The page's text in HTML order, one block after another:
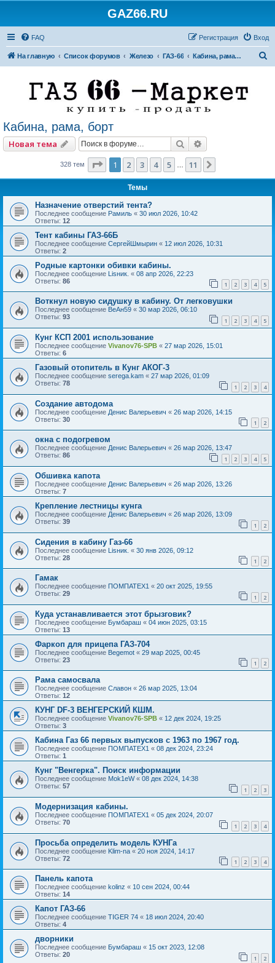
GAZ66.RU
FAQ Вход
Регистрация
На главную Список форумов Железо ГАЗ-66 Кабина, рама, борт
Кабина, рама, борт
Новая тема Поиск
328 тем Страница из 11
1 2 3 4 5 11
Темы
Назначение отверстий тента?
Последнее сообщение Рамиль « 30 июл 2026, 10:42
Ответы: 12
Тент кабины ГАЗ-66Б
Последнее сообщение СергейШмырин « 12 июл 2026, 10:31
Ответы: 2
Родные картонки обивки кабины.
Последнее сообщение Lisник. « 08 апр 2026, 22:23
Ответы: 86 1 2 3 4 5
Воткнул новую сидушку в кабину. От легковушки
Последнее сообщение ВеАн59 « 30 мар 2026, 06:10
Ответы: 93 1 2 3 4 5
Кунг КСП 2001 использование
Последнее сообщение Vivanov76-SPB « 27 мар 2026, 15:01
Ответы: 6
Газовый отопитель в Кунг АКОГ-3
Последнее сообщение serega.kam « 27 мар 2026, 01:09
Ответы: 78 1 2 3 4
Создание автодома
Последнее сообщение Денис Валерьевич « 26 мар 2026, 14:15
Ответы: 30 1 2
окна с подогревом
Последнее сообщение Денис Валерьевич « 26 мар 2026, 13:47
Ответы: 86 1 2 3 4 5
Обшивка капота
Последнее сообщение Денис Валерьевич « 26 мар 2026, 13:26
Ответы: 7
Крепление лестницы кунга
Последнее сообщение Денис Валерьевич « 26 мар 2026, 13:09
Ответы: 39 1 2
Сидения в кабину Газ-66
Последнее сообщение Lisник. « 30 янв 2026, 09:12
Ответы: 28 1 2
Гамак
Последнее сообщение ПОМПАТЕХ1 « 20 окт 2025, 19:55
Ответы: 29 1 2
Куда устанавливается этот брызговик?
Последнее сообщение Бумбараш « 04 июн 2025, 03:15
Ответы: 13
Фаркоп для прицепа ГАЗ-704
Последнее сообщение Begemot « 29 мар 2025, 00:45
Ответы: 23 1 2
Рама самосвала
Последнее сообщение Славон « 26 мар 2025, 13:04
Ответы: 12
КУНГ DF-3 ВЕНГЕРСКИЙ КШМ.
Последнее сообщение Vivanov76-SPB « 12 дек 2024, 19:25
Ответы: 3
Кабина Газ 66 первых выпусков с 1963 по 1967 год.
Последнее сообщение ПОМПАТЕХ1 « 08 дек 2024, 23:24
Ответы: 1
Кунг "Венгерка". Поиск информации
Последнее сообщение Mok1eW« 08 дек 2024, 14:38
Ответы: 57 1 2 3
Модернизация кабины.
Последнее сообщение ПОМПАТЕХ1 « 05 дек 2024, 20:07
Ответы: 70 1 2 3 4
Просьба определить модель КУНГа
Последнее сообщение Klim-na « 20 ноя 2024, 14:17
Ответы: 72 1 2 3 4
Панель капота
Последнее сообщение kolinz « 10 сен 2024, 00:44
Ответы: 14
Капот ГАЗ-66
Последнее сообщение TIGER 74 « 18 июл 2024, 20:40
Ответы: 4
дворники
Последнее сообщение Бумбараш « 15 окт 2023, 12:08
Ответы: 20 1 2